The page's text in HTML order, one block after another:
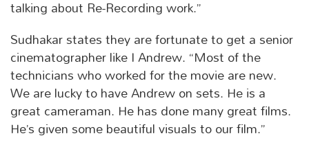
talking about Re-Recording work.”
Sudhakar states they are fortunate to get a senior
cinematographer like I Andrew. “Most of the
technicians who worked for the movie are new.
We are lucky to have Andrew on sets. He is a
great cameraman. He has done many great films.
He’s given some beautiful visuals to our film.”